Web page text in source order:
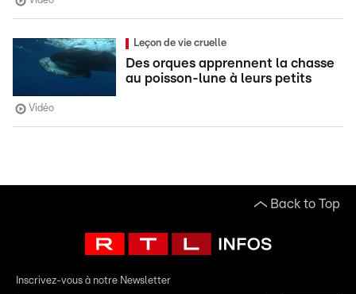
Leçon de vie cruelle
Des orques apprennent la chasse
au poisson-lune à leurs petits
Vidéo
Back to Top
Inscrivez-vous à notre Newsletter